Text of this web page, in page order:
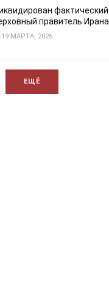
фактический
правитель Ирана
19 МАРТА, 2026
ЕЩЁ